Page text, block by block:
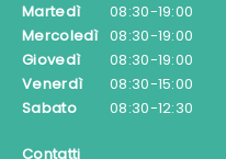
Martedì
08:30-19:00
Mercoledì 08:30-19:00
Giovedì
08:30-19:00
Venerdì
08:30-15:00
Sabato
08:30-12:30
Contatti